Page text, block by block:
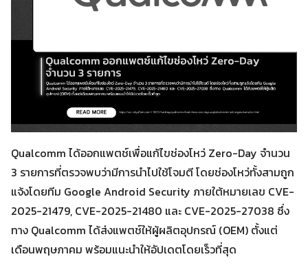
Qualcomm ได้ออกแพตช์เพื่อแก้ไขช่องโหว่ Zero-Day จำนวน
3 รายการที่ตรวจพบว่ามีการนำไปใช้โจมตี โดยช่องโหว่ทั้งสามถูก
แจ้งโดยทีม Google Android Security ภายใต้หมายเลข CVE-
2025-21479, CVE-2025-21480 และ CVE-2025-27038 ซึ่ง
ทาง Qualcomm ได้ส่งแพตช์ให้ผู้ผลิตอุปกรณ์ (OEM) ตั้งแต่
เดือนพฤษภาคม พร้อมแนะนำให้อัปเดตโดยเร็วที่สุด